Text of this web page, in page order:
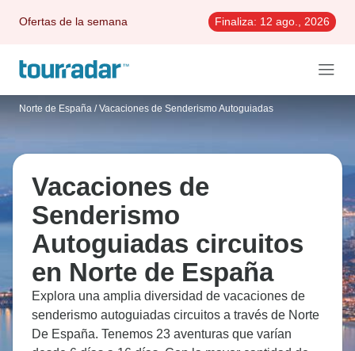
Ofertas de la semana Finaliza: 12 ago., 2026
Norte de España / Vacaciones de Senderismo Autoguiadas
Vacaciones de
Senderismo
Autoguiadas circuitos
en Norte de España
Explora una amplia diversidad de vacaciones de
senderismo autoguiadas circuitos a través de Norte
De España. Tenemos 23 aventuras que varían